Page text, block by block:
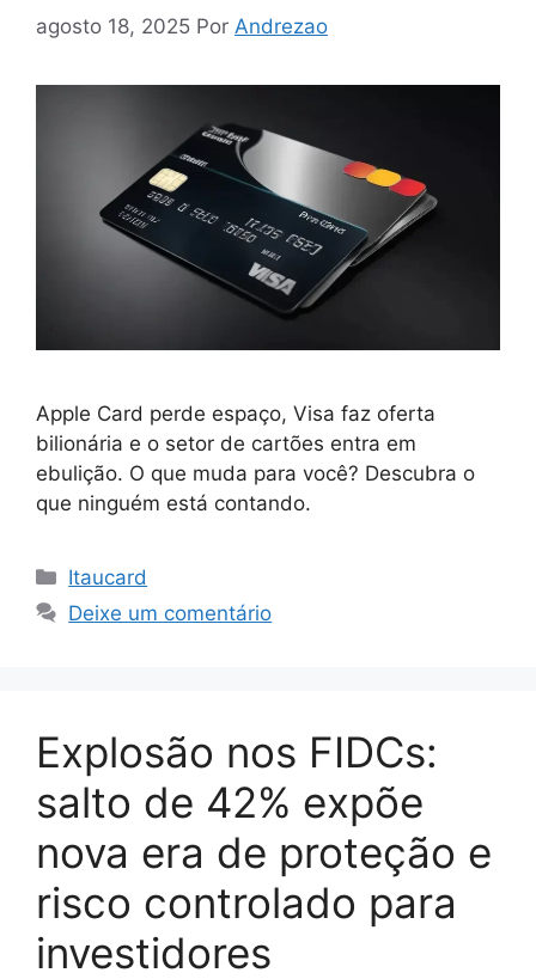
agosto 18, 2025 Por Andrezao
Apple Card perde espaço, Visa faz oferta
bilionária e o setor de cartões entra em
ebulição. O que muda para você? Descubra o
que ninguém está contando.
Categorias
Itaucard
Deixe um comentário
Explosão nos FIDCs:
salto de 42% expõe
nova era de proteção e
risco controlado para
investidores